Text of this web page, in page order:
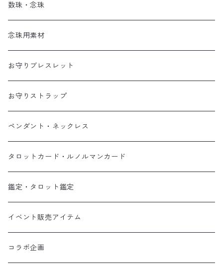
数珠・念珠
念珠用素材
お守りブレスレット
お守りストラップ
ペンダント・ネックレス
タロットカード・ルノルマンカード
鑑定・タロット鑑定
イベント販売アイテム
コラボ企画